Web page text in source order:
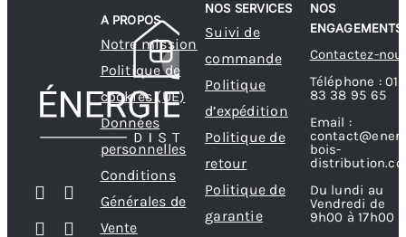
A PROPOS
Notre mission
Politique de
cookies (UE)
Données
personnelles
Conditions
Générales de
Vente
NOS SERVICES
Suivi de
commande
Politique
d’expédition
Politique de
retour
Politique de
garantie
NOS
ENGAGEMENTS
Contactez-
Téléphone : 01
83 38 95 65
Email :
bois-
Du lundi au
Vendredi de
9h00 à 17h00